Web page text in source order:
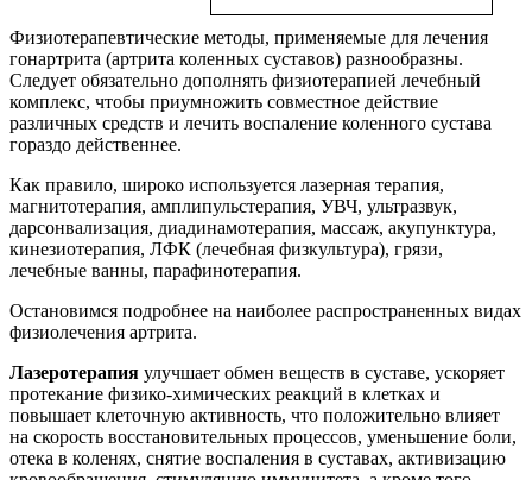
Физиотерапевтические методы, применяемые для лечения
гонартрита (артрита коленных суставов) разнообразны.
Следует обязательно дополнять физиотерапией лечебный
комплекс, чтобы приумножить совместное действие
различных средств и лечить воспаление коленного сустава
гораздо действеннее.
Как правило, широко используется лазерная терапия,
магнитотерапия, амплипульстерапия, УВЧ, ультразвук,
дарсонвализация, диадинамотерапия, массаж, акупунктура,
кинезиотерапия, ЛФК (лечебная физкультура), грязи,
лечебные ванны, парафинотерапия.
Остановимся подробнее на наиболее распространенных видах
физиолечения артрита.
Лазеротерапия улучшает обмен веществ в суставе, ускоряет
протекание физико-химических реакций в клетках и
повышает клеточную активность, что положительно влияет
на скорость восстановительных процессов, уменьшение боли,
отека в коленях, снятие воспаления в суставах, активизацию